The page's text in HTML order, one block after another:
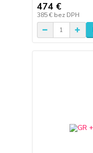
474 €
385 € bez DPH